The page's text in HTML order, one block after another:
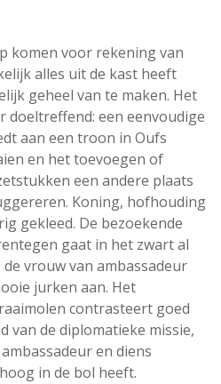
komen voor rekening van
alles uit de kast heeft
geheel van te maken. Het
doeltreffend: een eenvoudige
aan een troon in Oufs
en het toevoegen of
een andere plaats
Koning, hofhouding
gekleed. De bezoekende
gaat in het zwart al
vrouw van ambassadeur
jurken aan. Het
contrasteert goed
van de diplomatieke missie,
en diens
in de bol heeft.